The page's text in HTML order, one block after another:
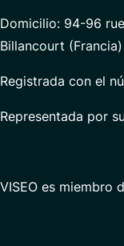
Domicilio: 94-96
Billancourt (Francia)
Registrada con el
Representada por
VISEO es miembro